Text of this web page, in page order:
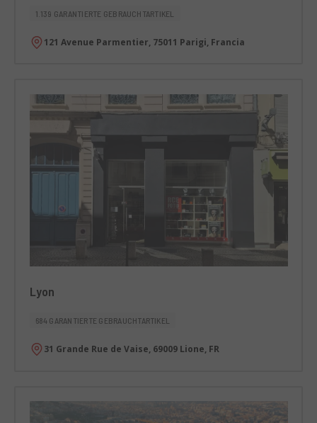
1.139 GARANTIERTE GEBRAUCHTARTIKEL
121 Avenue Parmentier, 75011 Parigi, Francia
Lyon
684 GARANTIERTE GEBRAUCHTARTIKEL
31 Grande Rue de Vaise, 69009 Lione, FR